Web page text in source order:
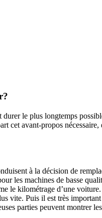
le plus longtemps
cet avant-propos
à la décision de
les machines de basse
le kilométrage d’une
vite. Puis il est très
parties peuvent montrer